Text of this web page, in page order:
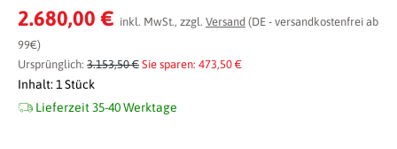
Durchschnittliche Bewertung von 0 von 5 Sternen
2.680,00 € inkl. MwSt., zzgl. Versand (DE - versandkostenfrei ab
99€)
Ursprünglich: 3.153,50 € Sie sparen: 473,50 €
Inhalt: 1 Stück
Lieferzeit 35-40 Werktage